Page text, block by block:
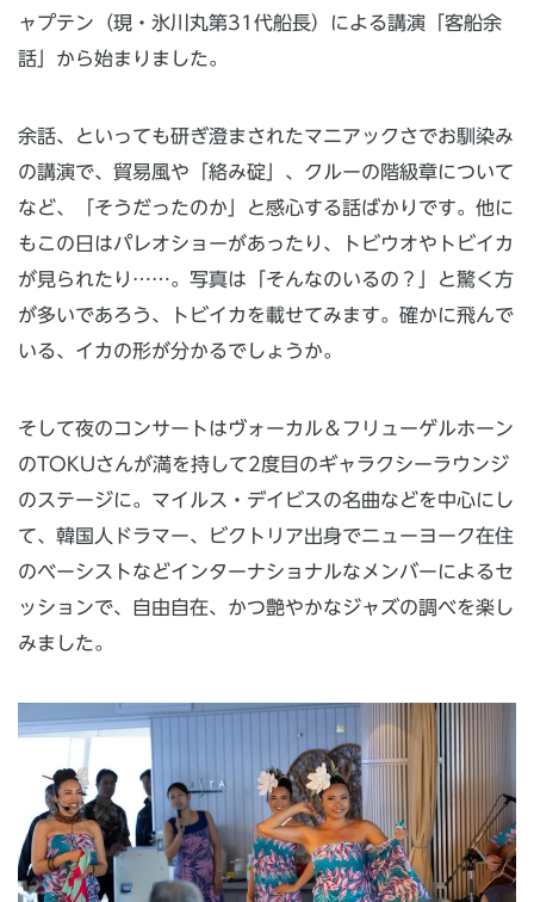
ャプテン（現・氷川丸第31代船長）による講演「客船余
話」から始まりました。
余話、といっても研ぎ澄まされたマニアックさでお馴染み
の講演で、貿易風や「絡み碇」、クルーの階級章について
など、「そうだったのか」と感心する話ばかりです。他に
もこの日はパレオショーがあったり、トビウオやトビイカ
が見られたり……。写真は「そんなのいるの？」と驚く方
が多いであろう、トビイカを載せてみます。確かに飛んで
いる、イカの形が分かるでしょうか。
そして夜のコンサートはヴォーカル＆フリューゲルホーン
のTOKUさんが満を持して2度目のギャラクシーラウンジ
のステージに。マイルス・デイビスの名曲などを中心にし
て、韓国人ドラマー、ビクトリア出身でニューヨーク在住
のベーシストなどインターナショナルなメンバーによるセ
ッションで、自由自在、かつ艶やかなジャズの調べを楽し
みました。